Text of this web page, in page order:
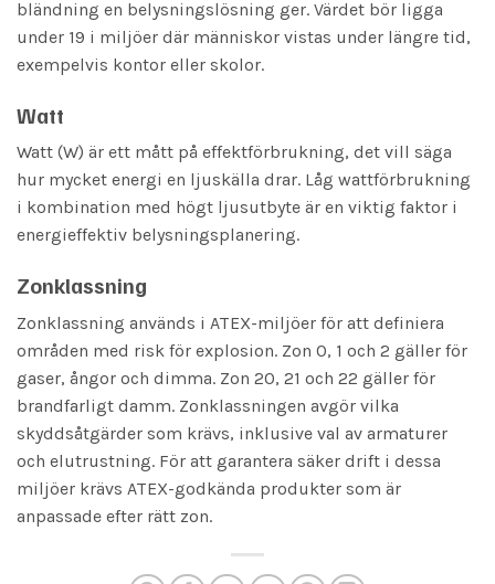
bländning en belysningslösning ger. Värdet bör ligga
under 19 i miljöer där människor vistas under längre tid,
exempelvis kontor eller skolor.
Watt
Watt (W) är ett mått på effektförbrukning, det vill säga
hur mycket energi en ljuskälla drar. Låg wattförbrukning
i kombination med högt ljusutbyte är en viktig faktor i
energieffektiv belysningsplanering.
Zonklassning
Zonklassning används i ATEX-miljöer för att definiera
områden med risk för explosion. Zon 0, 1 och 2 gäller för
gaser, ångor och dimma. Zon 20, 21 och 22 gäller för
brandfarligt damm. Zonklassningen avgör vilka
skyddsåtgärder som krävs, inklusive val av armaturer
och elutrustning. För att garantera säker drift i dessa
miljöer krävs ATEX-godkända produkter som är
anpassade efter rätt zon.